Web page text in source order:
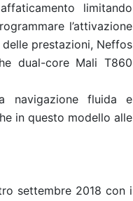
limitando
l’attivazione
prestazioni, Neffos
dual-core Mali T860
navigazione fluida e
in questo modello alle
settembre 2018 con i